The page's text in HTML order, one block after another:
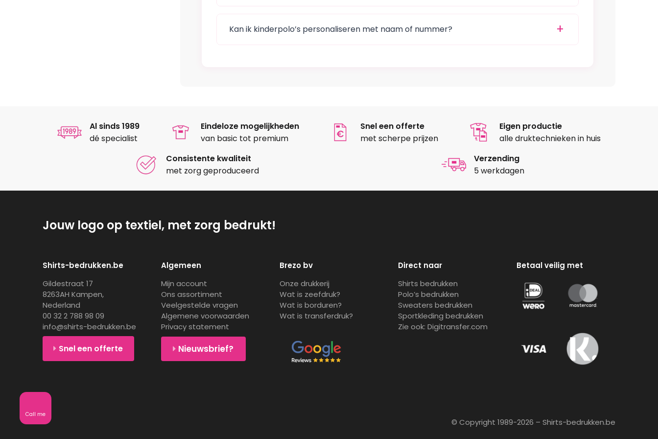
Kan ik kinderpolo’s personaliseren met naam of nummer?
Al sinds 1989
dé specialist
Eindeloze mogelijkheden
van basic tot premium
Snel een offerte
met scherpe prijzen
Eigen productie
alle druktechnieken in huis
Consistente kwaliteit
met zorg geproduceerd
Verzending
5 werkdagen
Jouw logo op textiel, met zorg bedrukt!
Shirts-bedrukken.be
Gildestraat 17
8263AH Kampen,
Nederland
00 32 2 788 98 09
info@shirts-bedrukken.be
Snel een offerte
Algemeen
Mijn account
Ons assortiment
Veelgestelde vragen
Algemene voorwaarden
Privacy statement
Nieuwsbrief?
Brezo bv
Onze drukkerij
Wat is zeefdruk?
Wat is borduren?
Wat is transferdruk?
Direct naar
Shirts bedrukken
Polo’s bedrukken
Sweaters bedrukken
Sportkleding bedrukken
Zie ook: Digitransfer.com
Betaal veilig met
© Copyright 1989-2026 – Shirts-bedrukken.be
Call me